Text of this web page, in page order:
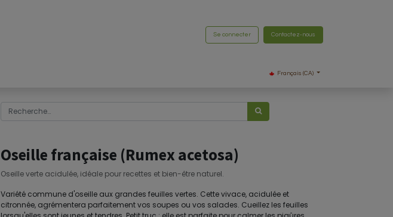
Se connecter Contactez-nous
Français (CA)
Oseille française (Rumex acetosa)
Oseille verte acidulée, idéale pour recettes et bien-être naturel.
Variété commune d'oseille aux grandes feuilles vertes. Cette vivace, acidulée et
citronnée, agrémentera parfaitement vos soupes ou vos salades. Cueillez les feuilles